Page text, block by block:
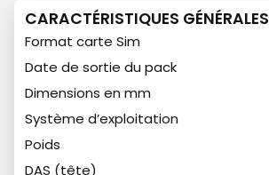
CARACTÉRISTIQUES GÉNÉRALES
Format carte Sim
Date de sortie du pack
Dimensions en mm
Système d’exploitation
Poids
DAS (tête)